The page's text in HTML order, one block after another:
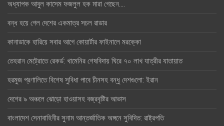
অধ্যাপক আবুল কাসেম ফজলুল হক মারা গেছেন….
বন্ধ হয়ে গেল দেশের একমাত্র সচল রাডার
কানাডাকে হারিয়ে সবার আগে কোয়ার্টার ফাইনালে মরক্কো
তেহরান মেট্রোতে রেকর্ড: খামেনির শেষবিদায় ঘিরে ৭০ লাখ যাত্রীর যাতায়াত
হরমুজ প্রণালিতে বিশেষ সুবিধা পাবে চীনসহ বন্ধু দেশগুলো: ইরান
দেশের ৯ অঞ্চলে ঝোড়ো হাওয়াসহ বজ্রবৃষ্টির আভাস
বাংলাদেশ সেনাবাহিনীর সুনাম আন্তর্জাতিক অঙ্গনে সুবিদিত: রাষ্ট্রপতি